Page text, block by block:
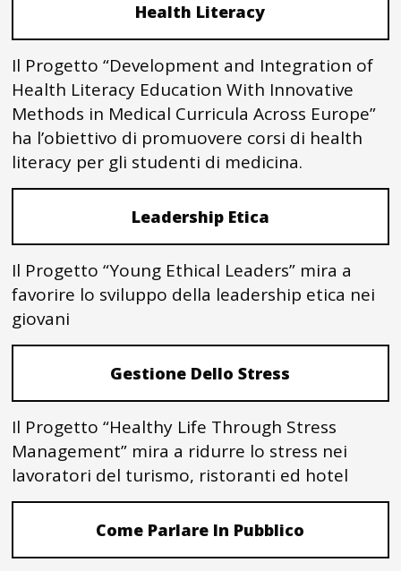
Health Literacy
Il Progetto “Development and Integration of
Health Literacy Education With Innovative
Methods in Medical Curricula Across Europe”
ha l’obiettivo di promuovere corsi di health
literacy per gli studenti di medicina.
Leadership Etica
Il Progetto “Young Ethical Leaders” mira a
favorire lo sviluppo della leadership etica nei
giovani
Gestione Dello Stress
Il Progetto “Healthy Life Through Stress
Management” mira a ridurre lo stress nei
lavoratori del turismo, ristoranti ed hotel
Come Parlare In Pubblico